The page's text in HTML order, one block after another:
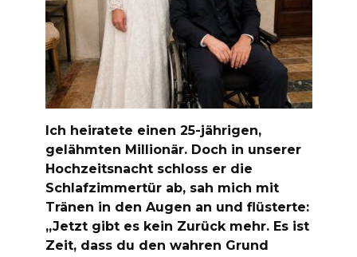
Ich heiratete einen 25-jährigen,
gelähmten Millionär. Doch in unserer
Hochzeitsnacht schloss er die
Schlafzimmertür ab, sah mich mit
Tränen in den Augen an und flüsterte:
„Jetzt gibt es kein Zurück mehr. Es ist
Zeit, dass du den wahren Grund